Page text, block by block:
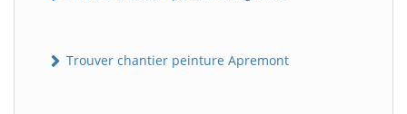
Trouver chantier peinture Apremont